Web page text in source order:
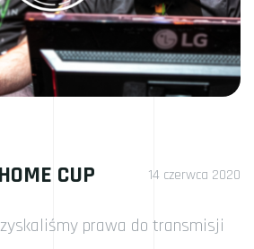
CUP 14 czerwca 2020
prawa do transmisji